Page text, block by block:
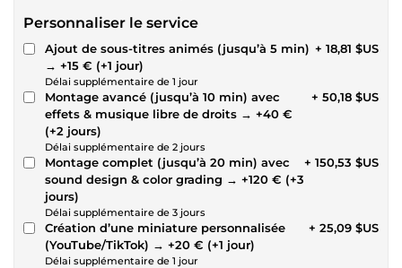
Personnaliser le service
Ajout de sous-titres animés (jusqu’à 5 min)
→ +15 € (+1 jour)
Délai supplémentaire de 1 jour
+ 18,81 $US
Montage avancé (jusqu’à 10 min) avec
effets & musique libre de droits → +40 €
(+2 jours)
Délai supplémentaire de 2 jours
+ 50,18 $US
Montage complet (jusqu’à 20 min) avec
sound design & color grading → +120 € (+3
jours)
Délai supplémentaire de 3 jours
+ 150,53 $US
Création d’une miniature personnalisée
(YouTube/TikTok) → +20 € (+1 jour)
Délai supplémentaire de 1 jour
+ 25,09 $US